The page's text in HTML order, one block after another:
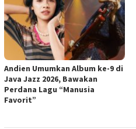
Andien Umumkan Album ke-9 di
Java Jazz 2026, Bawakan
Perdana Lagu “Manusia
Favorit”